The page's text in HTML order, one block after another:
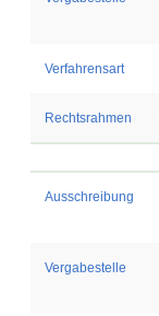
Verfahrensart
Rechtsrahmen
Ausschreibung
Vergabestelle